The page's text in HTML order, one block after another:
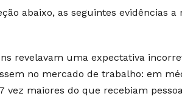
abaixo, as seguintes evidências a
revelavam uma expectativa
no mercado de trabalho: em
vez maiores do que recebiam